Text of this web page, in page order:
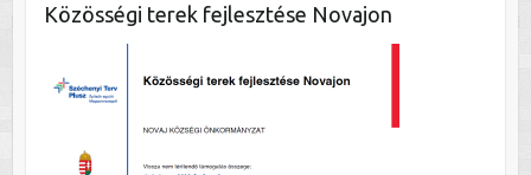
Közösségi terek fejlesztése Novajon